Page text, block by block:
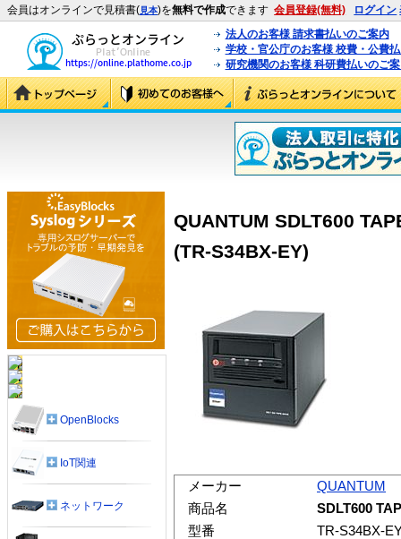
会員はオンラインで見積書(見本)を無料で作成できます 会員登録(無料) ログイン
法人のお客様 請求書払いのご案内
学校・官公庁のお客様 校費・公費
研究機関のお客様 科研費払いのご
QUANTUM SDLT600
(TR-S34BX-EY)
メーカー
QUANTUM
商品名
SDLT600
型番
TR-S34BX-
OpenBlocks
IoT関連
ネットワーク